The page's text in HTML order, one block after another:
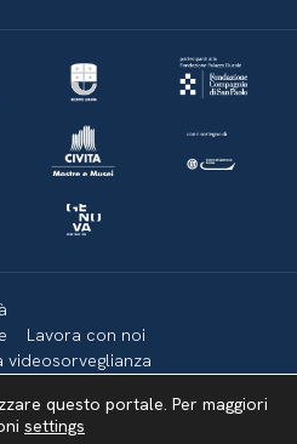
Lavora con noi
videosorveglianza
questo portale. Per maggiori
settings